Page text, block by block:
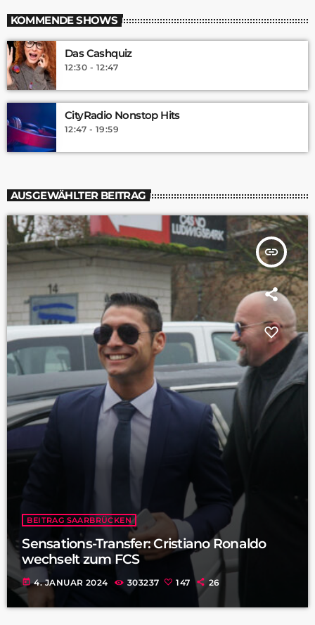
KOMMENDE SHOWS
Das Cashquiz
12:30 - 12:47
CityRadio Nonstop Hits
12:47 - 19:59
AUSGEWÄHLTER BEITRAG
insert_link
BEITRAG SAARBRÜCKEN
Sensations-Transfer: Cristiano Ronaldo
wechselt zum FCS
today 4. JANUAR 2024 303237 147 26